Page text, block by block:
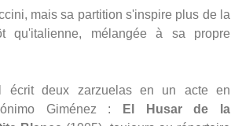
mais sa partition s'inspire plus de la
qu'italienne, mélangée à sa propre
écrit deux zarzuelas en un acte en
Giménez :
El Husar de la